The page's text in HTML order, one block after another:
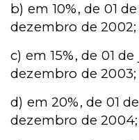
b) em 10%, de 01
dezembro de 2002;
c) em 15%, de 01
dezembro de 2003;
d) em 20%, de 01
dezembro de 2004;